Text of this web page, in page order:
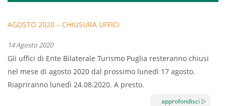
lavoro con aziende aderenti al sistema della bilateralità del
lavoratori, in possesso di idonei requisiti, possono
richiedere sussidi per:
Partecipazione al Fondo di Assistenza Sanitaria
Integrativa EST e FAST;
AGOSTO 2020 – CHIUSURA UFFICI
14 Agosto 2020
Gli uffici di Ente Bilaterale Turismo Puglia resteranno chiusi
nel mese di agosto 2020 dal prossimo lunedì 17 agosto.
Riapriranno lunedì 24.08.2020. A presto.
approfondisci